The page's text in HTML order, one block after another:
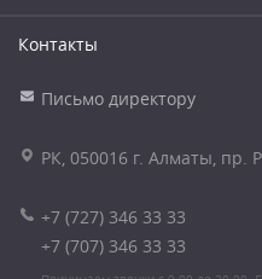
Контакты
Письмо директору
РК, 050016 г. Алматы, пр.
+7 (727) 346 33 33
+7 (707) 346 33 33